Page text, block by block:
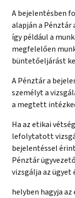
A bejelentésben
alapján a Pénztár
így például a
megfelelően
büntetőeljárást
A Pénztár a
személyt a
a megtett
Ha az etikai
lefolytatott
bejelentéssel
Pénztár
vizsgálja az ügyet
helyben hagyja